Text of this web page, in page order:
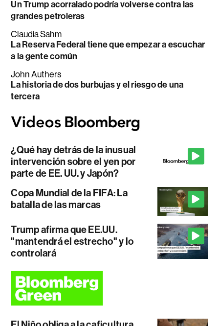
Un Trump acorralado podría volverse contra las
grandes petroleras
Claudia Sahm
La Reserva Federal tiene que empezar a escuchar
a la gente común
John Authers
La historia de dos burbujas y el riesgo de una
tercera
¿Qué hay detrás de la inusual
intervención sobre el yen por
parte de EE. UU. y Japón?
Copa Mundial de la FIFA: La
batalla de las marcas
Trump afirma que EE.UU.
"mantendrá el estrecho" y lo
controlará